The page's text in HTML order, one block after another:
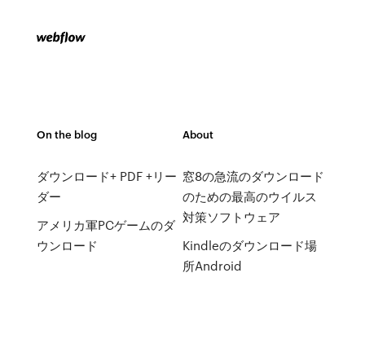
On the blog
ダウンロード+ PDF +リー
ダー
アメリカ軍PCゲームのダ
ウンロード
About
窓8の急流のダウンロード
のための最高のウイルス
対策ソフトウェア
Kindleのダウンロード場
所Android